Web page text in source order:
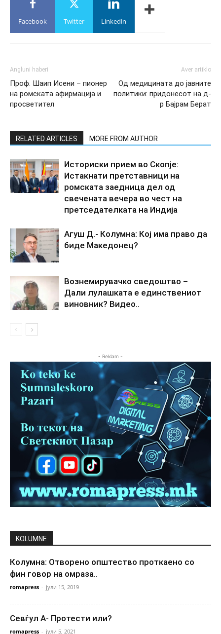
Facebook Twitter Linkedin
Angluni haberi
Проф. Шаип Исени – пионер
на ромската афирмација и
просветител
Aver artiklo
Од медицината до јавните
политики: придонесот на д-
р Бајрам Берат
RELATED ARTICLES MORE FROM AUTHOR
Историски прием во Скопје:
Истакнати претставници на
ромската заедница дел од
свечената вечера во чест на
претседателката на Индија
Агуш Д.- Колумна: Кој има право да
биде Македонец?
Вознемирувачко сведоштво –
Дали лулашката е единствениот
виновник? Видео..
- Reklam -
KOLUMNE
Колумна: Отворено општество проткаено со
фин говор на омраза..
romapress - јули 15, 2019
Севѓул А- Протести или?
romapress - јули 5, 2021